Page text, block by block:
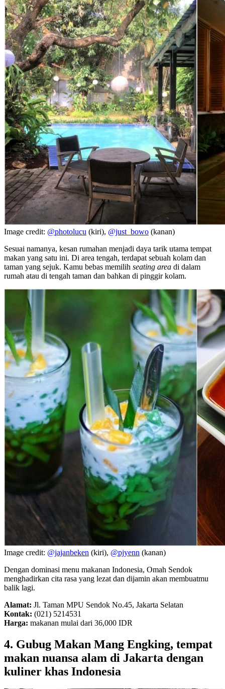
Image credit: @photolucu (kiri), @just_bowo (kanan)
Sesuai namanya, kesan rumahan menjadi daya tarik utama tempat
makan yang satu ini. Di area tengah, terdapat sebuah kolam dan
taman yang sejuk. Kamu bebas memilih seating area di dalam
rumah atau di tengah taman dan bahkan di pinggir kolam.
Image credit: @jajanbeken (kiri), @pjyenn (kanan)
Dengan dominasi menu makanan Indonesia, Omah Sendok
menghadirkan cita rasa yang lezat dan dijamin akan membuatmu
balik lagi.
Alamat: Jl. Taman MPU Sendok No.45, Jakarta Selatan
Kontak: (021) 5214531
Harga: makanan mulai dari 36,000 IDR
4. Gubug Makan Mang Engking, tempat
makan nuansa alam di Jakarta dengan
kuliner khas Indonesia